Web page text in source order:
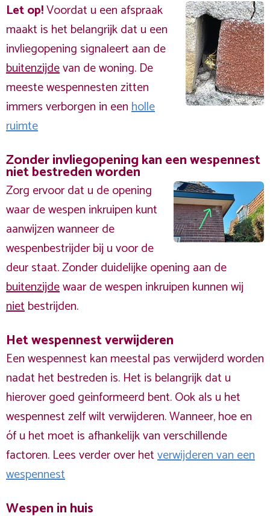
Let op!Voordat u een afspraak
maakt is het belangrijk dat u een
invliegopening signaleert aan de
buitenzijdevan de woning. De
meeste wespennesten zitten
immers verborgen in eenholle
ruimte
Zonder invliegopening kan een wespennest
niet bestreden worden
Zorg ervoor dat u de opening
waar de wespen inkruipen kunt
aanwijzen wanneer de
wespenbestrijder bij u voor de
deur staat. Zonder duidelijke opening aan de
buitenzijdewaar de wespen inkruipen kunnen wij
nietbestrijden.
Het wespennest verwijderen
Een wespennest kan meestal pas verwijderd worden
nadat het bestreden is. Het is belangrijk dat u
hierover goed geinformeerd bent. Ook als u het
wespennest zelf wilt verwijderen. Wanneer, hoe en
óf u het moet is afhankelijk van verschillende
factoren. Lees verder over hetverwijderen van een
wespennest
Wespen in huis